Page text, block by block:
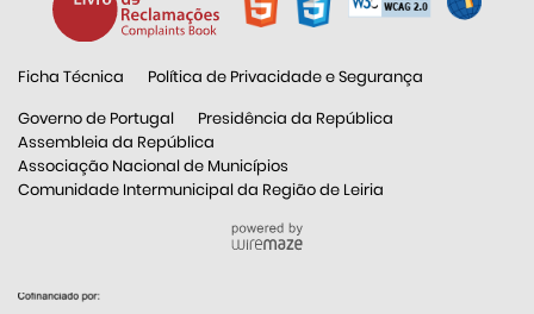
Ficha Técnica
Política de Privacidade e Segurança
Governo de Portugal
Presidência da República
Assembleia da República
Associação Nacional de Municípios
Comunidade Intermunicipal da Região de Leiria